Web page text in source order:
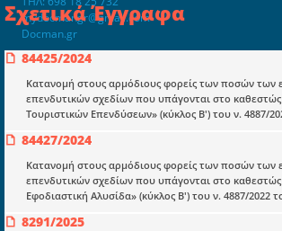
Σχετικά Έγγραφα
84425/2024
Κατανομή στους αρμόδιους φορείς των ποσών των
επενδυτικών σχεδίων που υπάγονται στο καθεστώς
Τουριστικών Επενδύσεων» (κύκλος Β') του ν. 4887/
84427/2024
Κατανομή στους αρμόδιους φορείς των ποσών των
επενδυτικών σχεδίων που υπάγονται στο
Εφοδιαστική Αλυσίδα» (κύκλος Β') του ν. 4887/2022
8291/2025
mydocmangr@gmail.com
Docman.gr
Ποιοί είμαστε;
Μια πολυετής εθελοντική προσπάθεια που
στην διάδοση της γνώσης.